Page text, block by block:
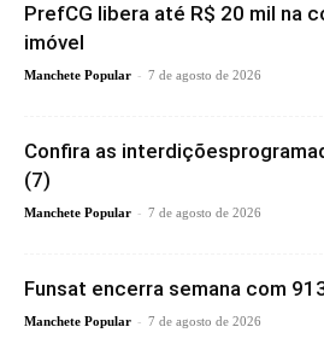
PrefCG libera até R$ 20 mil na
imóvel
Manchete Popular - 7 de agosto de 2026
Confira as
(7)
Manchete Popular - 7 de agosto de 2026
Funsat encerra semana com
Manchete Popular - 7 de agosto de 2026